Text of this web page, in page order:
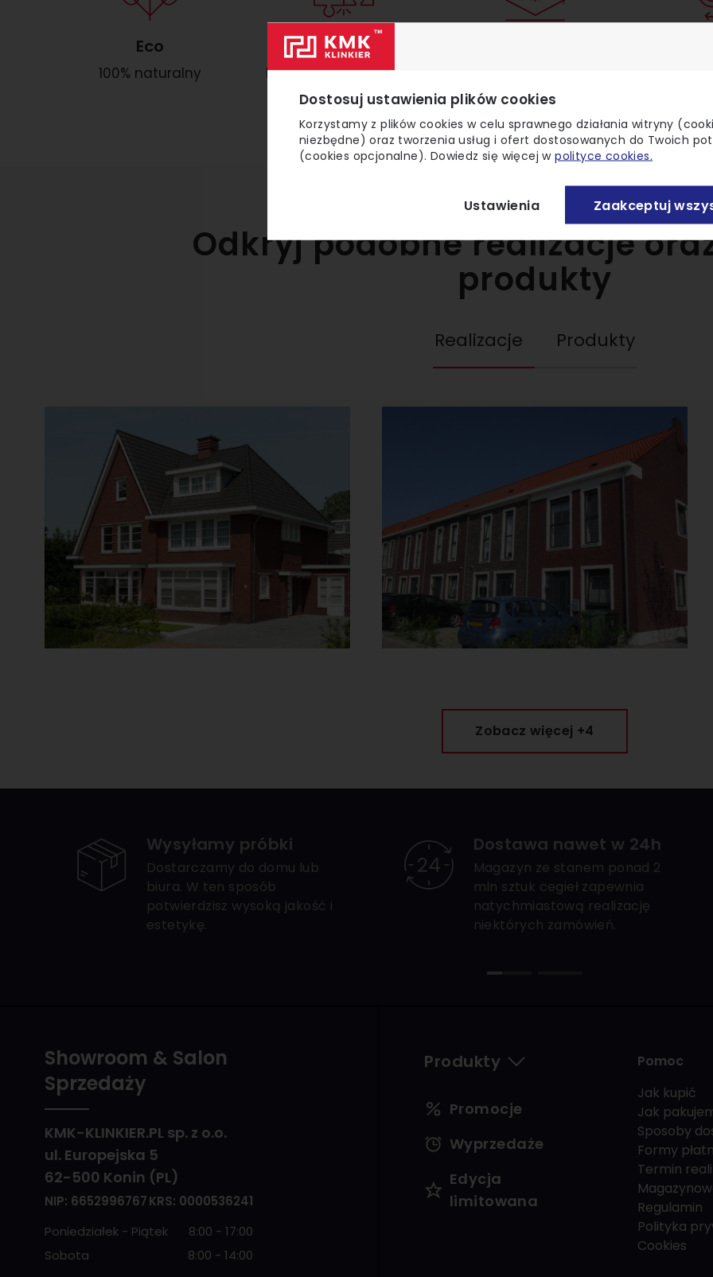
Eco
100% naturalny
Kompletny
Do każdej cegły płytka
Odkryj podobne realizacje
produkty
Realizacje Produkty
Zobacz więcej +4
Dostosuj ustawienia plików cookies
Korzystamy z plików cookies w celu sprawnego działania witryny
niezbędne) oraz tworzenia usług i ofert dostosowanych do Twoich
(cookies opcjonalne). Dowiedz się więcej wpolityce cookies.
Ustawienia Zaakceptuj
Wysyłamy próbki
Dostarczamy do domu lub
biura. W ten sposób
potwierdzisz wysoką jakość i
estetykę.
Dostawa nawet w 24h
Magazyn ze stanem ponad 2
mln sztuk cegieł zapewnia
natychmiastową realizację
niektórych zamówień.
Showroom & Salon
Sprzedaży
KMK-KLINKIER.PL sp. z o.o.
ul. Europejska 5
62-500 Konin (PL)
NIP: 6652996767KRS: 0000536241
Poniedziałek - Piątek
8:00 - 17:00
Sobota
8:00 - 14:00
Produkty
Promocje
Wyprzedaże
Edycja
limitowana
Pomoc
Jak kupić
Jak
Sposoby
Formy
Termin
Regulamin
Polityka
Cookies